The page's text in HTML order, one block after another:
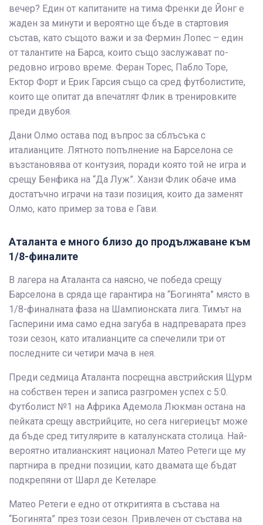
вечер? Един от капитаните на тима Френки де Йонг е
жаден за минути и вероятно ще бъде в стартовия
състав, като същото важи и за Фермин Лопес – един
от талантите на Барса, които също заслужават по-
редовно игрово време. Феран Торес, Пабло Торе,
Ектор Форт и Ерик Гарсия също са сред футболистите,
които ще опитат да впечатлят Флик в тренировките
преди двубоя.
Дани Олмо остава под въпрос за сблъсъка с
италианците. Лятното попълнение на Барселона се
възстановява от контузия, поради която той не игра и
срещу Бенфика на “Да Луж”. Ханзи Флик обаче има
достатъчно играчи на тази позиция, които да заменят
Олмо, като пример за това е Гави.
Аталанта е много близо до продължаване към
1/8-финалите
В лагера на Аталанта са наясно, че победа срещу
Барселона в сряда ще гарантира на “Богинята” място в
1/8-финалната фаза на Шампионската лига. Тимът на
Гасперини има само една загуба в надпреварата през
този сезон, като италианците са спечелили три от
последните си четири мача в нея.
Преди седмица Аталанта посрещна австрийския Щурм
на собствен терен и записа разгромен успех с 5:0.
Футболист №1 на Африка Адемола Люкман остана на
пейката срещу австрийците, но сега нигериецът може
да бъде сред титулярите в каталунската столица. Най-
вероятно италианският национал Матео Ретеги ще му
партнира в предни позиции, като двамата ще бъдат
подкрепяни от Шарл де Кетеларе.
Матео Ретеги е едно от откритията в състава на
“Богинята” през този сезон. Привлечен от състава на